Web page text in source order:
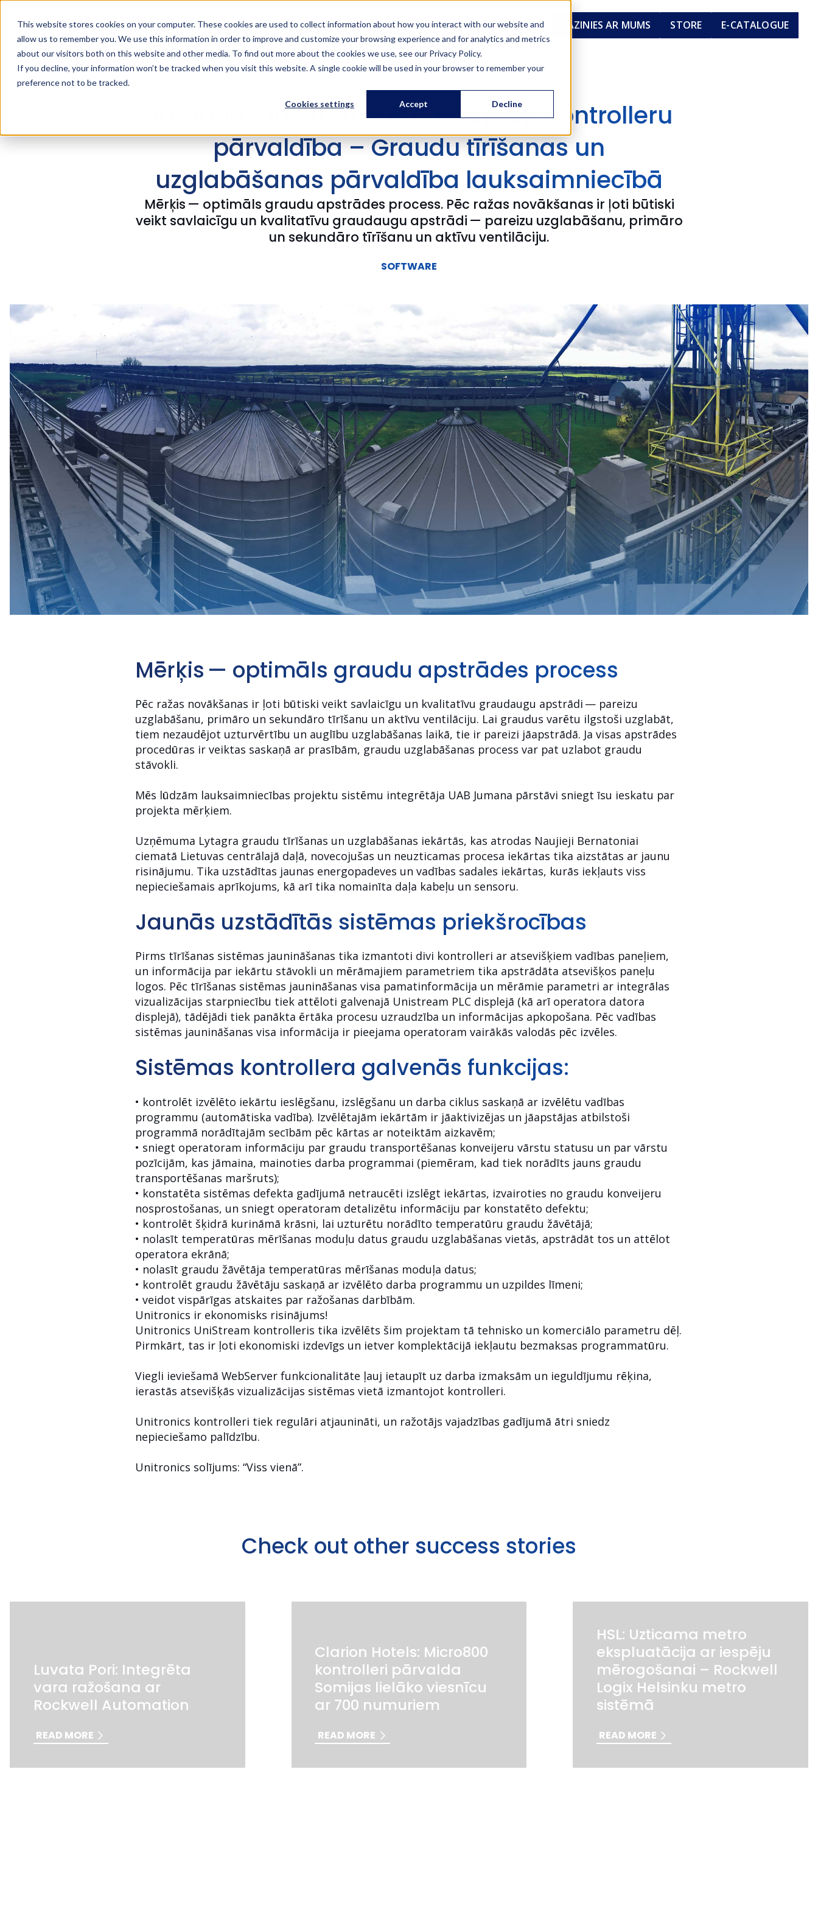
This website stores cookies on your computer. These cookies are used to collect information about how you interact with our website and
allow us to remember you. We use this information in order to improve and customize your browsing experience and for analytics and metrics
about our visitors both on this website and other media. To find out more about the cookies we use, see our Privacy Policy.
If you decline, your information won’t be tracked when you visit this website. A single cookie will be used in your browser to remember your
preference not to be tracked.
Cookies settings Accept Decline
RisinājumiPakalpojumiVeiksmes stāstiApmācībasPar mums Lv SAZINIES AR MUMS STORE E-CATALOGUE
Jumana: UniStream PLC+display, kontrolleru
pārvaldība – Graudu tīrīšanas un
uzglabāšanas pārvaldība lauksaimniecībā
Mērķis — optimāls graudu apstrādes process. Pēc ražas novākšanas ir ļoti būtiski
veikt savlaicīgu un kvalitatīvu graudaugu apstrādi — pareizu uzglabāšanu, primāro
un sekundāro tīrīšanu un aktīvu ventilāciju.
SOFTWARE
Mērķis — optimāls graudu apstrādes process
Pēc ražas novākšanas ir ļoti būtiski veikt savlaicīgu un kvalitatīvu graudaugu apstrādi — pareizu
uzglabāšanu, primāro un sekundāro tīrīšanu un aktīvu ventilāciju. Lai graudus varētu ilgstoši uzglabāt,
tiem nezaudējot uzturvērtību un auglību uzglabāšanas laikā, tie ir pareizi jāapstrādā. Ja visas apstrādes
procedūras ir veiktas saskaņā ar prasībām, graudu uzglabāšanas process var pat uzlabot graudu
stāvokli.
Mēs lūdzām lauksaimniecības projektu sistēmu integrētāja UAB Jumana pārstāvi sniegt īsu ieskatu par
projekta mērķiem.
Uzņēmuma Lytagra graudu tīrīšanas un uzglabāšanas iekārtās, kas atrodas Naujieji Bernatoniai
ciematā Lietuvas centrālajā daļā, novecojušas un neuzticamas procesa iekārtas tika aizstātas ar jaunu
risinājumu. Tika uzstādītas jaunas energopadeves un vadības sadales iekārtas, kurās iekļauts viss
nepieciešamais aprīkojums, kā arī tika nomainīta daļa kabeļu un sensoru.
Jaunās uzstādītās sistēmas priekšrocības
Pirms tīrīšanas sistēmas jaunināšanas tika izmantoti divi kontrolleri ar atsevišķiem vadības paneļiem,
un informācija par iekārtu stāvokli un mērāmajiem parametriem tika apstrādāta atsevišķos paneļu
logos. Pēc tīrīšanas sistēmas jaunināšanas visa pamatinformācija un mērāmie parametri ar integrālas
vizualizācijas starpniecību tiek attēloti galvenajā Unistream PLC displejā (kā arī operatora datora
displejā), tādējādi tiek panākta ērtāka procesu uzraudzība un informācijas apkopošana. Pēc vadības
sistēmas jaunināšanas visa informācija ir pieejama operatoram vairākās valodās pēc izvēles.
Sistēmas kontrollera galvenās funkcijas:
• kontrolēt izvēlēto iekārtu ieslēgšanu, izslēgšanu un darba ciklus saskaņā ar izvēlētu vadības
programmu (automātiska vadība). Izvēlētajām iekārtām ir jāaktivizējas un jāapstājas atbilstoši
programmā norādītajām secībām pēc kārtas ar noteiktām aizkavēm;
• sniegt operatoram informāciju par graudu transportēšanas konveijeru vārstu statusu un par vārstu
pozīcijām, kas jāmaina, mainoties darba programmai (piemēram, kad tiek norādīts jauns graudu
transportēšanas maršruts);
• konstatēta sistēmas defekta gadījumā netraucēti izslēgt iekārtas, izvairoties no graudu konveijeru
nosprostošanas, un sniegt operatoram detalizētu informāciju par konstatēto defektu;
• kontrolēt šķidrā kurināmā krāsni, lai uzturētu norādīto temperatūru graudu žāvētājā;
• nolasīt temperatūras mērīšanas moduļu datus graudu uzglabāšanas vietās, apstrādāt tos un attēlot
operatora ekrānā;
• nolasīt graudu žāvētāja temperatūras mērīšanas moduļa datus;
• kontrolēt graudu žāvētāju saskaņā ar izvēlēto darba programmu un uzpildes līmeni;
• veidot vispārīgas atskaites par ražošanas darbībām.
Unitronics ir ekonomisks risinājums!
Unitronics UniStream kontrolleris tika izvēlēts šim projektam tā tehnisko un komerciālo parametru dēļ.
Pirmkārt, tas ir ļoti ekonomiski izdevīgs un ietver komplektācijā iekļautu bezmaksas programmatūru.
Viegli ieviešamā WebServer funkcionalitāte ļauj ietaupīt uz darba izmaksām un ieguldījumu rēķina,
ierastās atsevišķās vizualizācijas sistēmas vietā izmantojot kontrolleri.
Unitronics kontrolleri tiek regulāri atjaunināti, un ražotājs vajadzības gadījumā ātri sniedz
nepieciešamo palīdzību.
Unitronics solījums: “Viss vienā”.
Check out other success stories
Luvata Pori: Integrēta
vara ražošana ar
Rockwell Automation
READ MORE
Clarion Hotels: Micro800
kontrolleri pārvalda
Somijas lielāko viesnīcu
ar 700 numuriem
READ MORE
HSL: Uzticama metro
ekspluatācija ar iespēju
mērogošanai – Rockwell
Logix Helsinku metro
sistēmā
READ MORE